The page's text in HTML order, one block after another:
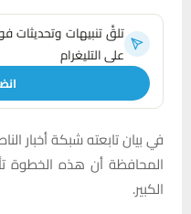
تلقَّ تنبيهات وتحديثات
على التليغرام
في بيان تابعته شبكة أخبار
المحافظة أن هذه الخطوة
الكبير.